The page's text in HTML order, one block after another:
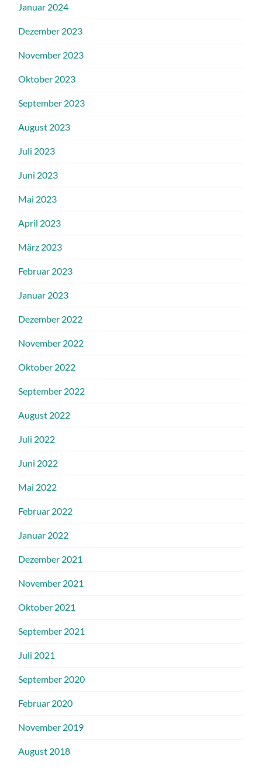
Januar 2024
Dezember 2023
November 2023
Oktober 2023
September 2023
August 2023
Juli 2023
Juni 2023
Mai 2023
April 2023
März 2023
Februar 2023
Januar 2023
Dezember 2022
November 2022
Oktober 2022
September 2022
August 2022
Juli 2022
Juni 2022
Mai 2022
Februar 2022
Januar 2022
Dezember 2021
November 2021
Oktober 2021
September 2021
Juli 2021
September 2020
Februar 2020
November 2019
August 2018